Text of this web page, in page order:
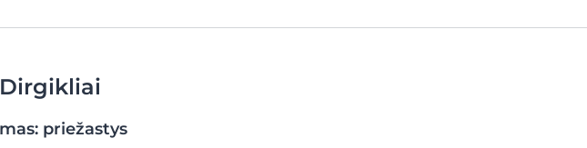
priežastys